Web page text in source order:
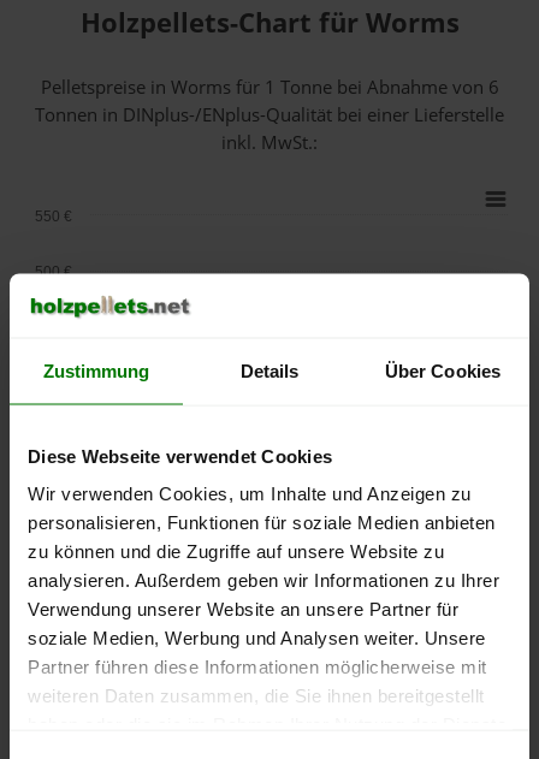
Zustimmung Details Über Cookies
Diese Webseite verwendet Cookies
Wir verwenden Cookies, um Inhalte und Anzeigen zu
personalisieren, Funktionen für soziale Medien anbieten
zu können und die Zugriffe auf unsere Website zu
analysieren. Außerdem geben wir Informationen zu Ihrer
Verwendung unserer Website an unsere Partner für
soziale Medien, Werbung und Analysen weiter. Unsere
Partner führen diese Informationen möglicherweise mit
weiteren Daten zusammen, die Sie ihnen bereitgestellt
Holzpellets-Chart für Worms
Pelletspreise in Worms für 1 Tonne bei Abnahmevon 6
Tonnen in DINplus-/ENplus-Qualität bei einer Lieferstelle
inkl. MwSt.:
2025
2026
2026
250 €
300 €
400 €
500 €
550 €
Die aktuelle Preisentwicklung für Holzpellets in Deutschland
können Sie jederzeit auf unsererPelletspreise-Seite